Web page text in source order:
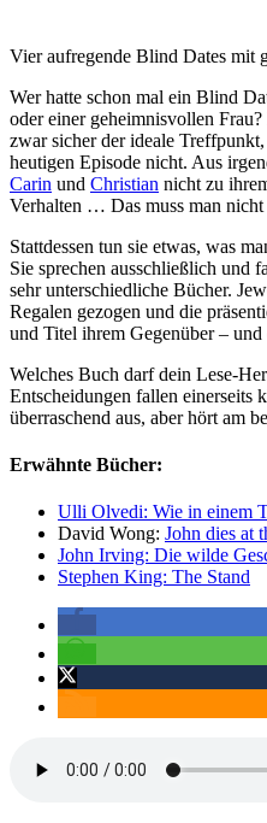
Vier aufregende Blind Dates mit
Wer hatte schon mal ein Blind
oder einer geheimnisvollen
zwar sicher der ideale
heutigen Episode nicht. Aus
Carin und Christian nicht zu
Verhalten … Das muss man nicht
Stattdessen tun sie etwas, was
Sie sprechen ausschließlich und
sehr unterschiedliche Bücher.
Regalen gezogen und die
und Titel ihrem Gegenüber – und
Welches Buch darf dein Lese-
Entscheidungen fallen einerseits
überraschend aus, aber hört am
Erwähnte Bücher:
Ulli Olvedi: Wie in einem
David Wong: John dies at
John Irving: Die wilde
Stephen King: The Stand